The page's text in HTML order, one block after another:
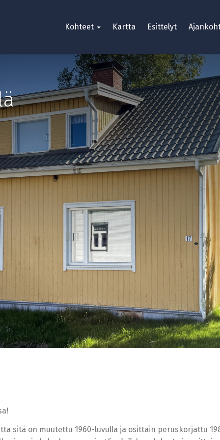
Kohteet Kartta Esittelyt
sitä on muutettu 1960-luvulla ja osittain peruskorjattu